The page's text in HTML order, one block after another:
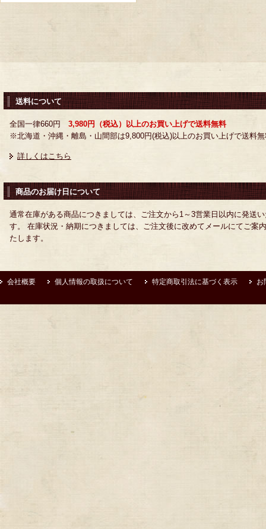
送料について
全国一律660円 3,980円（税込）以上のお買い上げで送料無料
※北海道・沖縄・離島・山間部は9,800円(税込)以上のお買い上げで送料
詳しくはこちら
商品のお届け日について
通常在庫がある商品につきましては、ご注文から1～3営業日以内に発送
す。 在庫状況・納期につきましては、ご注文後に改めてメールにてご案
たします。
会社概要 個人情報の取扱について 特定商取引法に基づく表示 お